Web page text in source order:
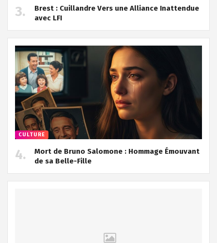
Brest : Cuillandre Vers une Alliance Inattendue
avec LFI
CULTURE
Mort de Bruno Salomone : Hommage Émouvant
de sa Belle-Fille